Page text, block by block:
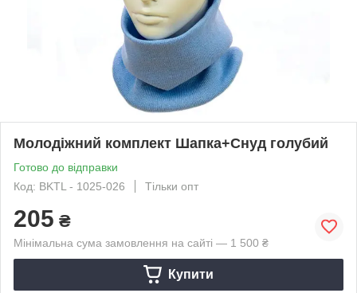
Молодіжний комплект Шапка+Снуд голубий
Готово до відправки
Код: BKТL - 1025-026
Тільки опт
205 ₴
Мінімальна сума замовлення на сайті — 1 500 ₴
Купити